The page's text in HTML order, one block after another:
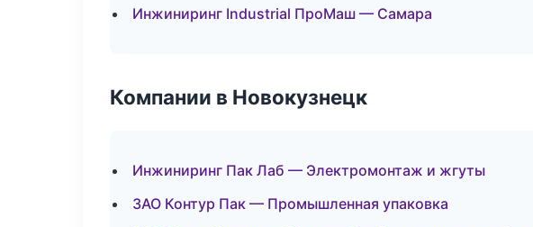
Инжиниринг Industrial ПроМаш — Самара
Компании в Новокузнецк
Инжиниринг Пак Лаб — Электромонтаж и жгуты
ЗАО Контур Пак — Промышленная упаковка